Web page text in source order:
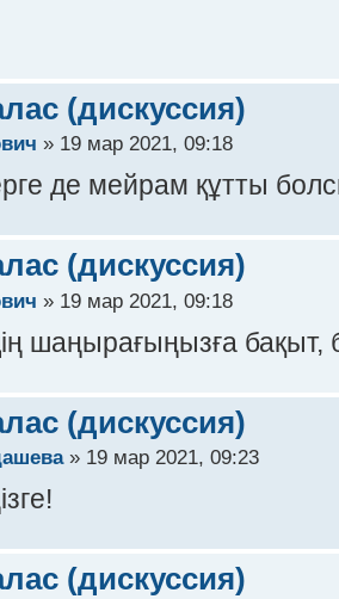
(дискуссия)
» 19 мар 2021, 09:18
де мейрам құтты
(дискуссия)
» 19 мар 2021, 09:18
шаңырағыңызға бақыт,
(дискуссия)
» 19 мар 2021, 09:23
(дискуссия)